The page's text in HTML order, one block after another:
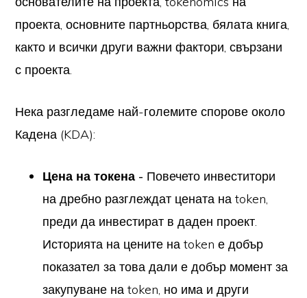
проекта, основните партньорства, бялата книга,
както и всички други важни фактори, свързани
с проекта.
Нека разгледаме най-големите спорове около
Кадена (KDA):
Цена на токена - Повечето инвеститори
на дребно разглеждат цената на token,
преди да инвестират в даден проект.
Историята на цените на token е добър
показател за това дали е добър момент за
закупуване на token, но има и други